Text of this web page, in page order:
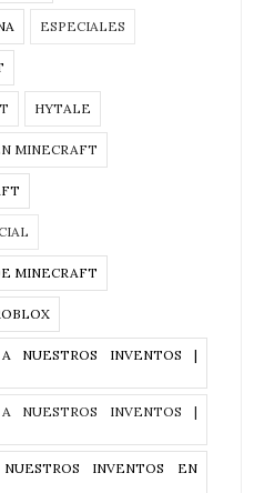
ESPECIALES
HYTALE
MINECRAFT
MINECRAFT
NUESTROS INVENTOS |
NUESTROS INVENTOS |
INVENTOS EN